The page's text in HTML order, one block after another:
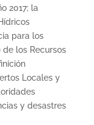
2017; la
para los
de los Recursos
Locales y
y desastres